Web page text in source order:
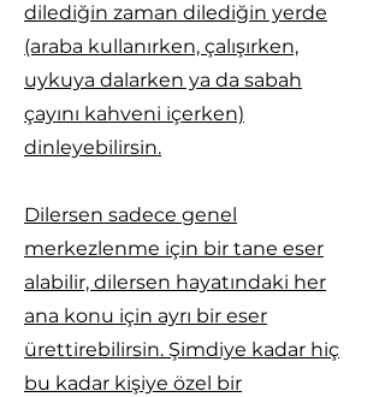
dilediğin zaman dilediğin yerde
(araba kullanırken, çalışırken,
uykuya dalarken ya da sabah
çayını kahveni içerken)
dinleyebilirsin.
Dilersen sadece genel
merkezlenme için bir tane eser
alabilir, dilersen hayatındaki her
ana konu için ayrı bir eser
ürettirebilirsin. Şimdiye kadar hiç
bu kadar kişiye özel bir